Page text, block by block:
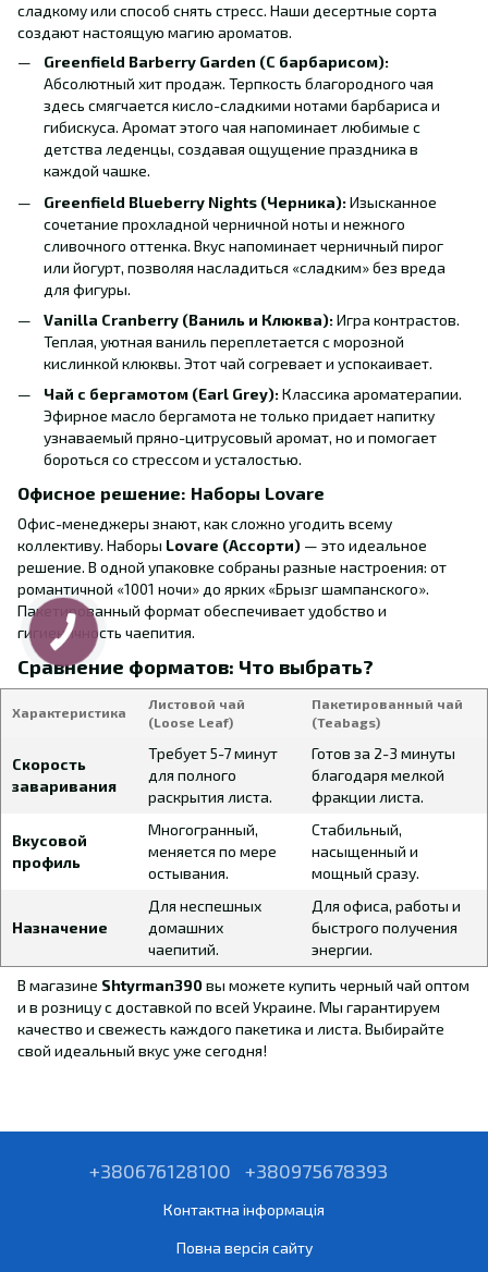
сладкому или способ снять стресс. Наши десертные сорта
создают настоящую магию ароматов.
Greenfield Barberry Garden (С барбарисом):
Абсолютный хит продаж. Терпкость благородного чая
здесь смягчается кисло-сладкими нотами барбариса и
гибискуса. Аромат этого чая напоминает любимые с
детства леденцы, создавая ощущение праздника в
каждой чашке.
Greenfield Blueberry Nights (Черника):Изысканное
сочетание прохладной черничной ноты и нежного
сливочного оттенка. Вкус напоминает черничный пирог
или йогурт, позволяя насладиться «сладким» без вреда
для фигуры.
Vanilla Cranberry (Ваниль и Клюква):Игра контрастов.
Теплая, уютная ваниль переплетается с морозной
кислинкой клюквы. Этот чай согревает и успокаивает.
Чай с бергамотом (Earl Grey):Классика ароматерапии.
Эфирное масло бергамота не только придает напитку
узнаваемый пряно-цитрусовый аромат, но и помогает
бороться со стрессом и усталостью.
Офисное решение: Наборы Lovare
Офис-менеджеры знают, как сложно угодить всему
коллективу. Наборы Lovare (Ассорти) — это идеальное
решение. В одной упаковке собраны разные настроения: от
романтичной «1001 ночи» до ярких «Брызг шампанского».
Пакетированный формат обеспечивает удобство и
гигиеничность чаепития.
Сравнение форматов: Что выбрать?
Характеристика
Листовой чай
(Loose Leaf)
Пакетированный чай
(Teabags)
Скорость
заваривания
Требует 5-7 минут
для полного
раскрытия листа.
Готов за 2-3 минуты
благодаря мелкой
фракции листа.
Вкусовой
профиль
Многогранный,
меняется по мере
остывания.
Стабильный,
насыщенный и
мощный сразу.
Назначение
Для неспешных
домашних
чаепитий.
Для офиса, работы и
быстрого получения
энергии.
В магазине Shtyrman390вы можете купить черный чай оптом
и в розницу с доставкой по всей Украине. Мы гарантируем
качество и свежесть каждого пакетика и листа. Выбирайте
свой идеальный вкус уже сегодня!
+380676128100 +380975678393
Контактна інформація
Повна версія сайту